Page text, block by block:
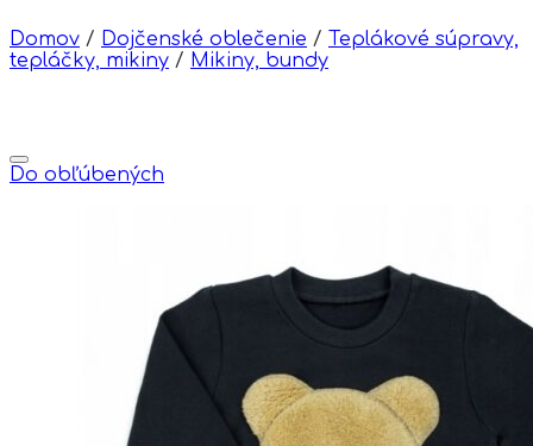
Domov / Dojčenské oblečenie / Teplákové súpravy,
tepláčky, mikiny / Mikiny, bundy
Do obľúbených